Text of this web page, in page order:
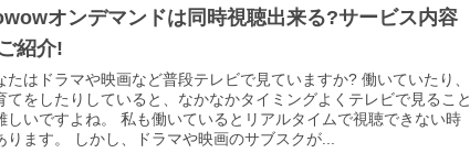
オンデマンドは同時視聴出来る?サービス内容
紹介!
たはドラマや映画など普段テレビで見ていますか? 働いていたり、
てをしたりしていると、なかなかタイミングよくテレビで見ること
しいですよね。 私も働いているとリアルタイムで視聴できない時
ります。 しかし、ドラマや映画のサブスクが...